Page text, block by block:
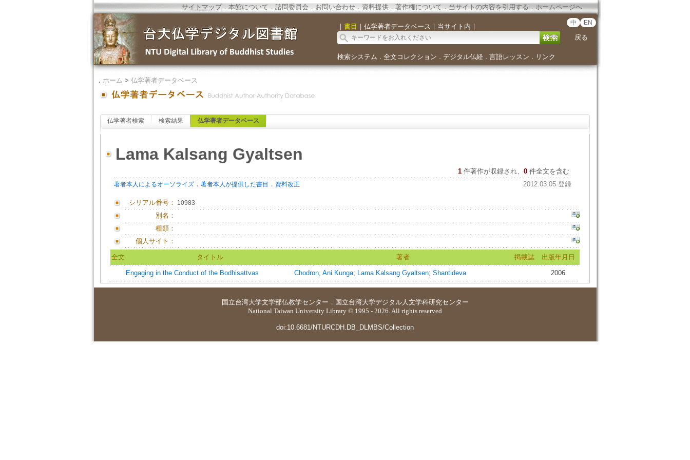
サイトマップ．本館について．諮問委員会． お問い合わせ． 資料提供．著作権について．当サイトの内容を引用する．ホームページへ
｜ 書目 ｜ 仏学著者データベース ｜ 当サイト内 ｜ 中 EN
戻る
検索システム ． 全文コレクション ． デジタル仏経． 言語レッスン ． リンク
． ホーム > 仏学著者データベース
仏学著者検索 検索結果 仏学著者データベース
Lama Kalsang Gyaltsen
1 件著作が収録され、 0件全文を含む
著者本人によるオーソライズ． 著者本人が提供した書目 ． 資料改正 2012.03.05 登録
シリアル番号： 10983
別名：
種類：
個人サイト：
全文 タイトル 著者 掲載誌 出版年月日
Engaging in the Conduct of the Bodhisattvas Chodron, Ani Kunga; Lama Kalsang Gyaltsen; Shantideva 2006
国立台湾大学文学部仏教学センター ． 国立台湾大学デジタル人文学科研究センター
National Taiwan University Library © 1995 - 2026. All rights reserved
doi:10.6681/NTURCDH.DB_DLMBS/Collection